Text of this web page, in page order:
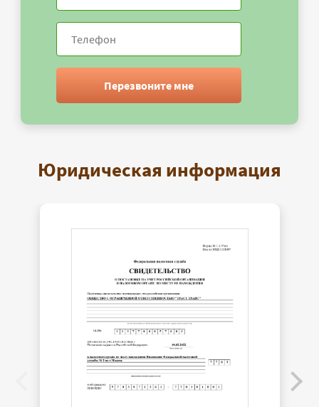
Перезвоните мне
Юридическая информация